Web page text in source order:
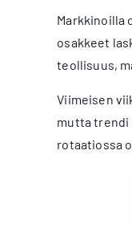
Markkinoilla
osakkeet
teollisuus,
Viimeisen
mutta trendi
rotaatiossa